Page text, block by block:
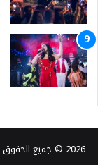
2026 © جميع الحقوق محفوظة. تصميم و تطوير الموقع من قبل: